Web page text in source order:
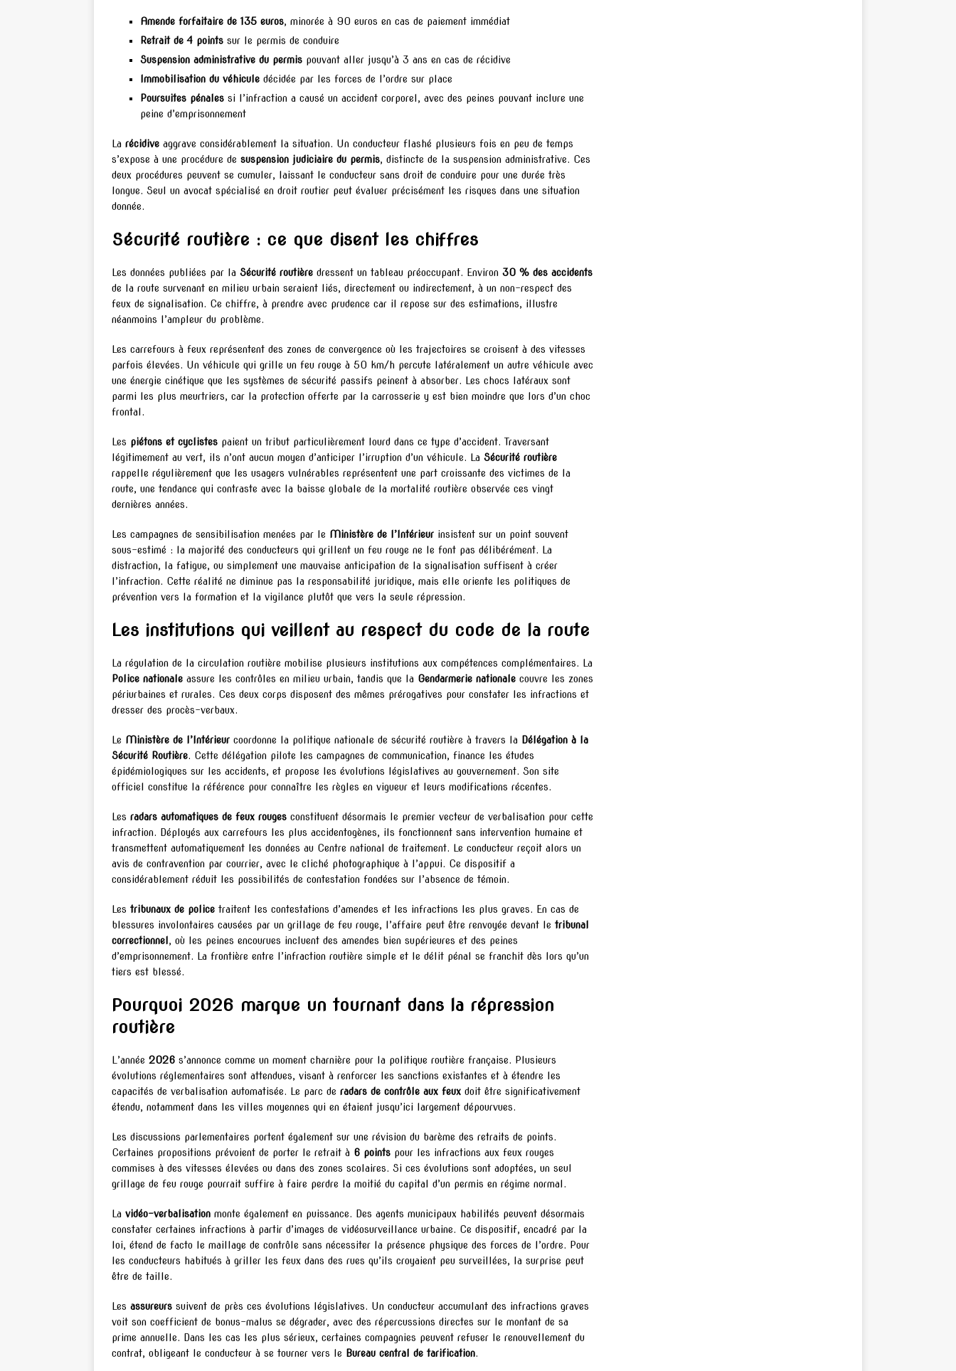
Amende forfaitaire de 135 euros, minorée à 90 euros en cas de paiement immédiat
Retrait de 4 points sur le permis de conduire
Suspension administrative du permis pouvant aller jusqu’à 3 ans en cas de récidive
Immobilisation du véhicule décidée par les forces de l’ordre sur place
Poursuites pénales si l’infraction a causé un accident corporel, avec des peines pouvant inclure une
peine d’emprisonnement
La récidive aggrave considérablement la situation. Un conducteur flashé plusieurs fois en peu de temps
s’expose à une procédure de suspension judiciaire du permis, distincte de la suspension administrative. Ces
deux procédures peuvent se cumuler, laissant le conducteur sans droit de conduire pour une durée très
longue. Seul un avocat spécialisé en droit routier peut évaluer précisément les risques dans une situation
donnée.
Sécurité routière : ce que disent les chiffres
Les données publiées par la Sécurité routière dressent un tableau préoccupant. Environ 30 % des accidents
de la route survenant en milieu urbain seraient liés, directement ou indirectement, à un non-respect des
feux de signalisation. Ce chiffre, à prendre avec prudence car il repose sur des estimations, illustre
néanmoins l’ampleur du problème.
Les carrefours à feux représentent des zones de convergence où les trajectoires se croisent à des vitesses
parfois élevées. Un véhicule qui grille un feu rouge à 50 km/h percute latéralement un autre véhicule avec
une énergie cinétique que les systèmes de sécurité passifs peinent à absorber. Les chocs latéraux sont
parmi les plus meurtriers, car la protection offerte par la carrosserie y est bien moindre que lors d’un choc
frontal.
Les piétons et cyclistes paient un tribut particulièrement lourd dans ce type d’accident. Traversant
légitimement au vert, ils n’ont aucun moyen d’anticiper l’irruption d’un véhicule. La Sécurité routière
rappelle régulièrement que les usagers vulnérables représentent une part croissante des victimes de la
route, une tendance qui contraste avec la baisse globale de la mortalité routière observée ces vingt
dernières années.
Les campagnes de sensibilisation menées par le Ministère de l’Intérieur insistent sur un point souvent
sous-estimé : la majorité des conducteurs qui grillent un feu rouge ne le font pas délibérément. La
distraction, la fatigue, ou simplement une mauvaise anticipation de la signalisation suffisent à créer
l’infraction. Cette réalité ne diminue pas la responsabilité juridique, mais elle oriente les politiques de
prévention vers la formation et la vigilance plutôt que vers la seule répression.
Les institutions qui veillent au respect du code de la route
La régulation de la circulation routière mobilise plusieurs institutions aux compétences complémentaires. La
Police nationale assure les contrôles en milieu urbain, tandis que la Gendarmerie nationale couvre les zones
périurbaines et rurales. Ces deux corps disposent des mêmes prérogatives pour constater les infractions et
dresser des procès-verbaux.
Le Ministère de l’Intérieur coordonne la politique nationale de sécurité routière à travers la Délégation à la
Sécurité Routière. Cette délégation pilote les campagnes de communication, finance les études
épidémiologiques sur les accidents, et propose les évolutions législatives au gouvernement. Son site
officiel constitue la référence pour connaître les règles en vigueur et leurs modifications récentes.
Les radars automatiques de feux rouges constituent désormais le premier vecteur de verbalisation pour cette
infraction. Déployés aux carrefours les plus accidentogènes, ils fonctionnent sans intervention humaine et
transmettent automatiquement les données au Centre national de traitement. Le conducteur reçoit alors un
avis de contravention par courrier, avec le cliché photographique à l’appui. Ce dispositif a
considérablement réduit les possibilités de contestation fondées sur l’absence de témoin.
Les tribunaux de police traitent les contestations d’amendes et les infractions les plus graves. En cas de
blessures involontaires causées par un grillage de feu rouge, l’affaire peut être renvoyée devant le tribunal
correctionnel , où les peines encourues incluent des amendes bien supérieures et des peines
d’emprisonnement. La frontière entre l’infraction routière simple et le délit pénal se franchit dès lors qu’un
tiers est blessé.
Pourquoi 2026 marque un tournant dans la répression
routière
L’année 2026 s’annonce comme un moment charnière pour la politique routière française. Plusieurs
évolutions réglementaires sont attendues, visant à renforcer les sanctions existantes et à étendre les
capacités de verbalisation automatisée. Le parc de radars de contrôle aux feux doit être significativement
étendu, notamment dans les villes moyennes qui en étaient jusqu’ici largement dépourvues.
Les discussions parlementaires portent également sur une révision du barème des retraits de points.
Certaines propositions prévoient de porter le retrait à 6 points pour les infractions aux feux rouges
commises à des vitesses élevées ou dans des zones scolaires. Si ces évolutions sont adoptées, un seul
grillage de feu rouge pourrait suffire à faire perdre la moitié du capital d’un permis en régime normal.
La vidéo-verbalisation monte également en puissance. Des agents municipaux habilités peuvent désormais
constater certaines infractions à partir d’images de vidéosurveillance urbaine. Ce dispositif, encadré par la
loi, étend de facto le maillage de contrôle sans nécessiter la présence physique des forces de l’ordre. Pour
les conducteurs habitués à griller les feux dans des rues qu’ils croyaient peu surveillées, la surprise peut
être de taille.
Les assureurs suivent de près ces évolutions législatives. Un conducteur accumulant des infractions graves
voit son coefficient de bonus-malus se dégrader, avec des répercussions directes sur le montant de sa
prime annuelle. Dans les cas les plus sérieux, certaines compagnies peuvent refuser le renouvellement du
contrat, obligeant le conducteur à se tourner vers le Bureau central de tarification.